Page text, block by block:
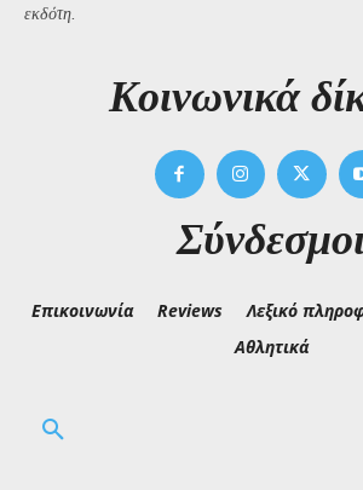
εκδότη.
Kοινωνικά
Επικοινωνία Reviews Λεξικό
Αθλητικά